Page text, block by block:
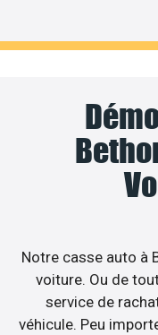
Notre casse auto à
voiture. Ou de
service de
véhicule. Peu